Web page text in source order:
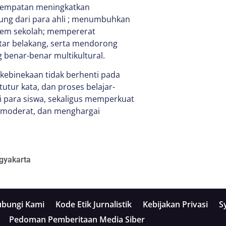
meningkatkan
dari para ahli ; menumbuhkan
sekolah; mempererat
belakang, serta mendorong
benar-benar multikultural.
tidak berhenti pada
kata, dan proses belajar-
siswa, sekaligus memperkuat
dan menghargai
Kami Kode Etik Jurnalistik Kebijakan Privasi
Pedoman Pemberitaan Media Siber